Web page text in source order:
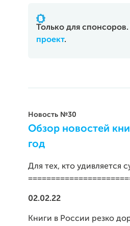
Только для
проект.
Новость №30
Обзор новостей
год
Для тех, кто удивляется
02.02.22
Книги в России резко